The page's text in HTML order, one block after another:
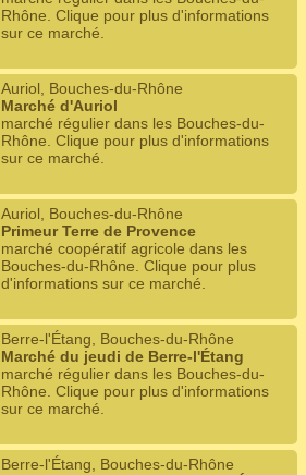
Rhône. Clique pour plus d'informations
sur ce marché.
Auriol, Bouches-du-Rhône
Marché d'Auriol
marché régulier dans les Bouches-du-
Rhône. Clique pour plus d'informations
sur ce marché.
Auriol, Bouches-du-Rhône
Primeur Terre de Provence
marché coopératif agricole dans les
Bouches-du-Rhône. Clique pour plus
d'informations sur ce marché.
Berre-l'Étang, Bouches-du-Rhône
Marché du jeudi de Berre-l'Étang
marché régulier dans les Bouches-du-
Rhône. Clique pour plus d'informations
sur ce marché.
Berre-l'Étang, Bouches-du-Rhône